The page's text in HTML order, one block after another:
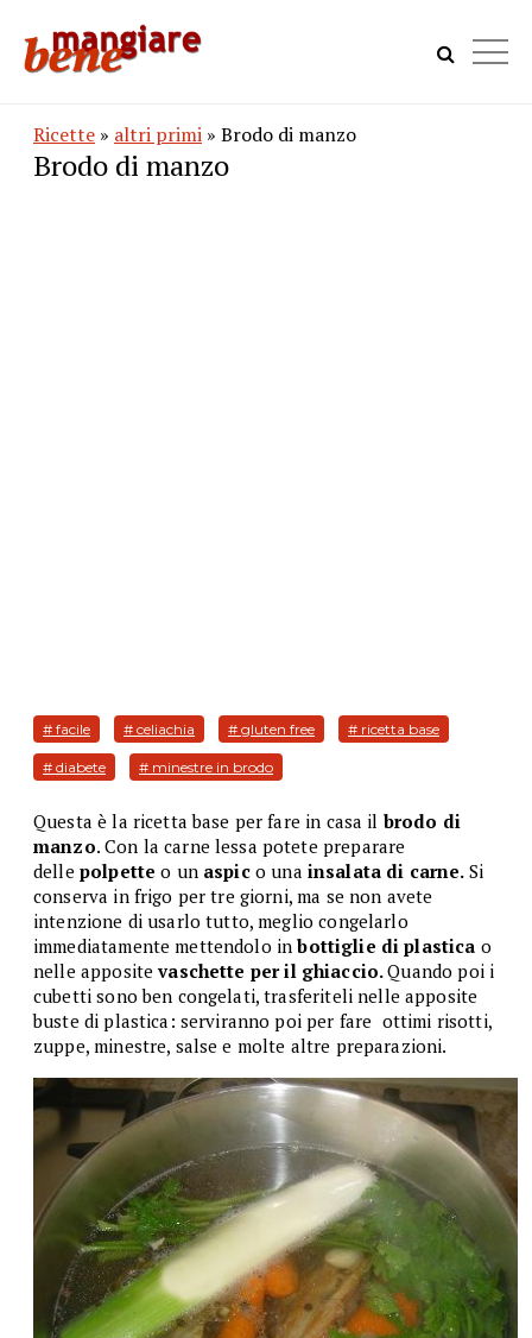
Ricette » altri primi » Brodo di manzo
Brodo di manzo
# facile # celiachia # gluten free # ricetta base
# diabete # minestre in brodo
Questa è la ricetta base per fare in casa il brodo di
manzo. Con la carne lessa potete preparare
delle polpette o un aspico una insalata di carne. Si
conserva in frigo per tre giorni, ma se non avete
intenzione di usarlo tutto, meglio congelarlo
immediatamente mettendolo inbottiglie di plastica o
nelle appositevaschette per il ghiaccio.Quando poi i
cubetti sono ben congelati, trasferiteli nelle apposite
buste di plastica: serviranno poi per fare ottimi risotti,
zuppe, minestre, salse e molte altre preparazioni.